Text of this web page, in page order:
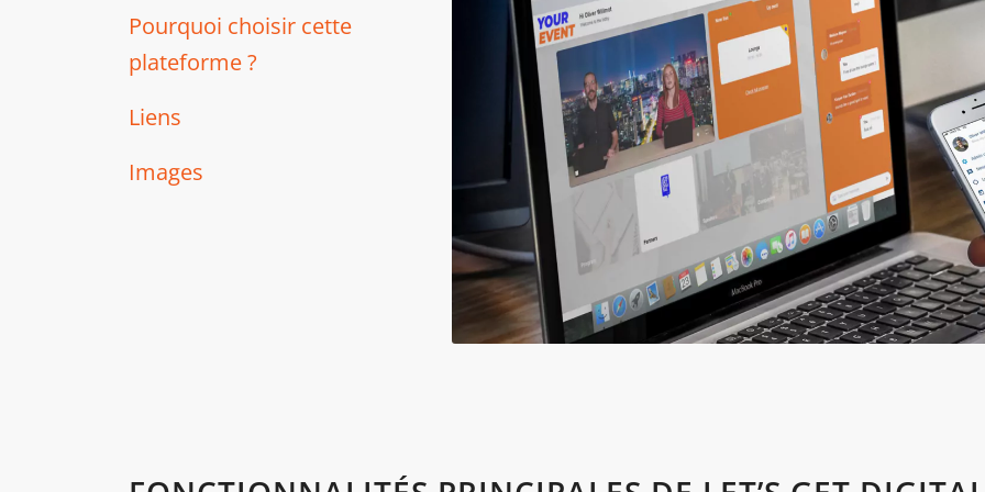
Pourquoi choisir cette
plateforme ?
Liens
Images